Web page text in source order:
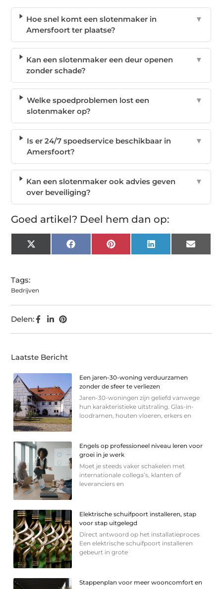
Hoe snel komt een slotenmaker in
Amersfoort ter plaatse?
▼
Kan een slotenmaker een deur openen
zonder schade?
▼
Welke spoedproblemen lost een
slotenmaker op?
▼
Is er 24/7 spoedservice beschikbaar in
Amersfoort?
▼
Kan een slotenmaker ook advies geven
over beveiliging?
▼
Goed artikel? Deel hem dan op:
X
(Twitter)
Facebook Pinterest LinkedIn Email
Tags:
Bedrijven
Delen:
Laatste Bericht
Een jaren-30-woning verduurzamen
zonder de sfeer te verliezen
Jaren-30-woningen zijn geliefd vanwege
hun karakteristieke uitstraling. Glas-in-
loodramen, houten vloeren, erkers en
Engels op professioneel niveau leren voor
groei in je werk
Moet je steeds vaker schakelen met
internationale collega’s, klanten of
leveranciers en
Elektrische schuifpoort installeren, stap
voor stap uitgelegd
Direct antwoord op het installatieproces
Een elektrische schuifpoort installeren
gebeurt in grote
Stappenplan voor meer wooncomfort en